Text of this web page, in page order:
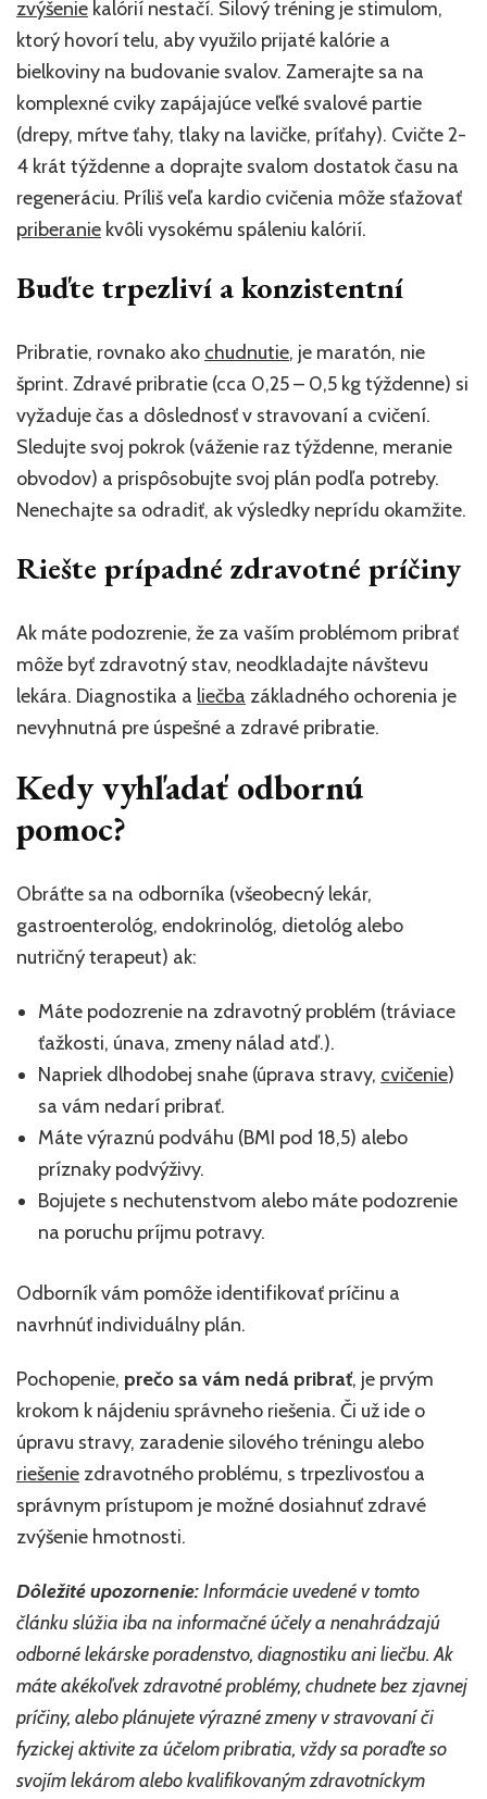
zvýšenie kalórií nestačí. Silový tréning je stimulom,
ktorý hovorí telu, aby využilo prijaté kalórie a
bielkoviny na budovanie svalov. Zamerajte sa na
komplexné cviky zapájajúce veľké svalové partie
(drepy, mŕtve ťahy, tlaky na lavičke, príťahy). Cvičte 2-
4 krát týždenne a doprajte svalom dostatok času na
regeneráciu. Príliš veľa kardio cvičenia môže sťažovať
priberanie kvôli vysokému spáleniu kalórií.
Buďte trpezliví a konzistentní
Pribratie, rovnako ako chudnutie, je maratón, nie
šprint. Zdravé pribratie (cca 0,25 – 0,5 kg týždenne) si
vyžaduje čas a dôslednosť v stravovaní a cvičení.
Sledujte svoj pokrok (váženie raz týždenne, meranie
obvodov) a prispôsobujte svoj plán podľa potreby.
Nenechajte sa odradiť, ak výsledky neprídu okamžite.
Riešte prípadné zdravotné príčiny
Ak máte podozrenie, že za vaším problémom pribrať
môže byť zdravotný stav, neodkladajte návštevu
lekára. Diagnostika a liečba základného ochorenia je
nevyhnutná pre úspešné a zdravé pribratie.
Kedy vyhľadať odbornú
pomoc?
Obráťte sa na odborníka (všeobecný lekár,
gastroenterológ, endokrinológ, dietológ alebo
nutričný terapeut) ak:
Máte podozrenie na zdravotný problém (tráviace
ťažkosti, únava, zmeny nálad atď.).
Napriek dlhodobej snahe (úprava stravy, cvičenie)
sa vám nedarí pribrať.
Máte výraznú podváhu (BMI pod 18,5) alebo
príznaky podvýživy.
Bojujete s nechutenstvom alebo máte podozrenie
na poruchu príjmu potravy.
Odborník vám pomôže identifikovať príčinu a
navrhnúť individuálny plán.
Pochopenie, prečo sa vám nedá pribrať, je prvým
krokom k nájdeniu správneho riešenia. Či už ide o
úpravu stravy, zaradenie silového tréningu alebo
riešenie zdravotného problému, s trpezlivosťou a
správnym prístupom je možné dosiahnuť zdravé
zvýšenie hmotnosti.
Dôležité upozornenie:Informácie uvedené v tomto
článku slúžia iba na informačné účely a nenahrádzajú
odborné lekárske poradenstvo, diagnostiku ani liečbu. Ak
máte akékoľvek zdravotné problémy, chudnete bez zjavnej
príčiny, alebo plánujete výrazné zmeny v stravovaní či
fyzickej aktivite za účelom pribratia, vždy sa poraďte so
svojím lekárom alebo kvalifikovaným zdravotníckym